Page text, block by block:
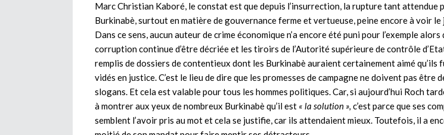
Marc Christian Kaboré, le constat est que depuis l’insurrection, la rupture tant attendue
Burkinabè, surtout en matière de gouvernance ferme et vertueuse, peine encore à voir le
Dans ce sens, aucun auteur de crime économique n’a encore été puni pour l’exemple
corruption continue d’être décriée et les tiroirs de l’Autorité supérieure de contrôle
remplis de dossiers de contentieux dont les Burkinabè auraient certainement aimé qu’ils
vidés en justice. C’est le lieu de dire que les promesses de campagne ne doivent pas être
slogans. Et cela est valable pour tous les hommes politiques. Car, si aujourd’hui Roch
à montrer aux yeux de nombreux Burkinabè qu’il est « la solution », c’est parce que ses
semblent l’avoir pris au mot et cela se justifie, car ils attendaient mieux. Toutefois, il a